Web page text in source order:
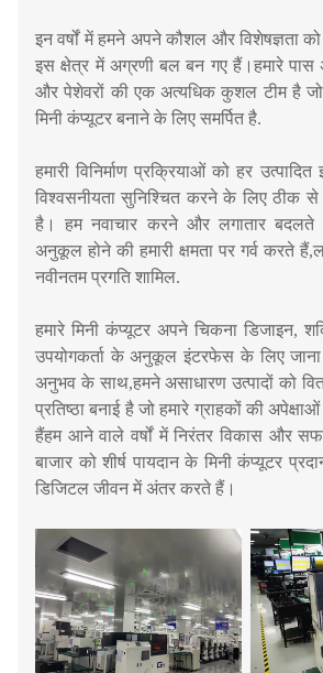
इन वर्षों में हमने अपने कौशल और विशेषज्ञता
इस क्षेत्र में अग्रणी बल बन गए हैं।हमारे पास
और पेशेवरों की एक अत्यधिक कुशल टीम है जो
मिनी कंप्यूटर बनाने के लिए समर्पित है.
हमारी विनिर्माण प्रक्रियाओं को हर
विश्वसनीयता सुनिश्चित करने के लिए ठीक से
है। हम नवाचार करने और लगातार बदलते
अनुकूल होने की हमारी क्षमता पर गर्व करते
नवीनतम प्रगति शामिल.
हमारे मिनी कंप्यूटर अपने चिकना डिजाइन,
उपयोगकर्ता के अनुकूल इंटरफेस के लिए जाना
अनुभव के साथ,हमने असाधारण उत्पादों को
प्रतिष्ठा बनाई है जो हमारे ग्राहकों की
हैंहम आने वाले वर्षों में निरंतर विकास और
बाजार को शीर्ष पायदान के मिनी कंप्यूटर
डिजिटल जीवन में अंतर करते हैं।